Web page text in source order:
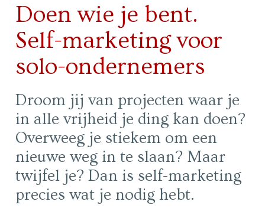
Doen wie je bent.
Self-marketing voor
solo-ondernemers
Droom jij van projecten waar je
in alle vrijheid je ding kan doen?
Overweeg je stiekem om een
nieuwe weg in te slaan? Maar
twijfel je? Dan is self-marketing
precies wat je nodig hebt.